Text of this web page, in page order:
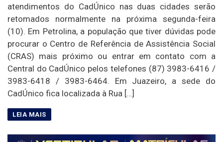
atendimentos do CadÚnico nas duas cidades serão
retomados normalmente na próxima segunda-feira
(10). Em Petrolina, a população que tiver dúvidas pode
procurar o Centro de Referência de Assistência Social
(CRAS) mais próximo ou entrar em contato com a
Central do CadÚnico pelos telefones (87) 3983-6416 /
3983-6418 / 3983-6464. Em Juazeiro, a sede do
CadÚnico fica localizada à Rua […]